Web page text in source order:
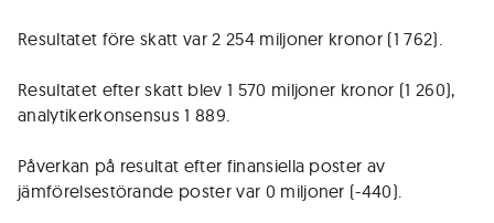
Resultatet före skatt var 2 254 miljoner kronor (1 762).
Resultatet efter skatt blev 1 570 miljoner kronor (1 260),
analytikerkonsensus 1 889.
Påverkan på resultat efter finansiella poster av
jämförelsestörande poster var 0 miljoner (-440).